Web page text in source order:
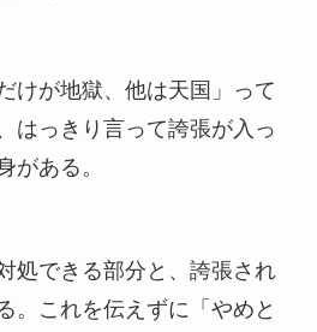
けが地獄、他は天国」って
はっきり言って誇張が入っ
がある。
処できる部分と、誇張され
。これを伝えずに「やめと